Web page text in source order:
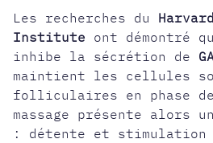
Les recherches du
Institute ont démontré
inhibe la sécrétion de
maintient les cellules
folliculaires en phase
massage présente alors
: détente et stimulation